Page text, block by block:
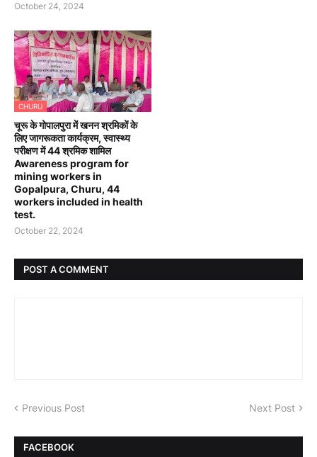
October 24, 2024
CHURU
चूरू के गोपालपुरा में खनन श्रमिकों के
लिए जागरूकता कार्यक्रम, स्वास्थ्य
परीक्षण में 44 श्रमिक शामिल
Awareness program for
mining workers in
Gopalpura, Churu, 44
workers included in health
test.
October 22, 2024
POST A COMMENT
Previous Post Next Post
FACEBOOK